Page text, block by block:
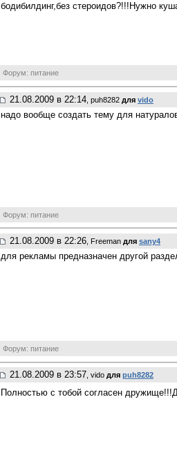
бодибилдинг,без стероидов?!!!Нужно
Форум: питание
21.08.2009 в 22:14 , puh8282 для vido
надо вообще создать тему для
Форум: питание
21.08.2009 в 22:26 , Freeman для sany4
для рекламы предназначен другой
Форум: питание
21.08.2009 в 23:57 , vido для puh8282
Полностью с тобой согласен